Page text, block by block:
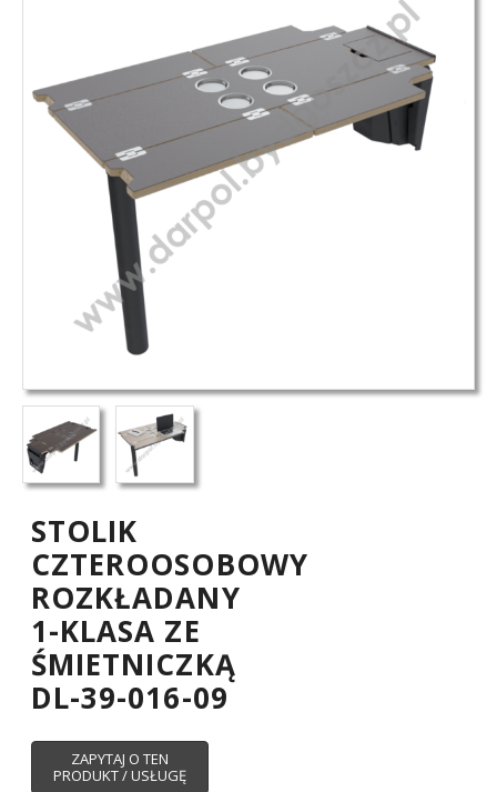
STOLIK
CZTEROOSOBOWY
ROZKŁADANY
1-KLASA ZE
ŚMIETNICZKĄ
DL-39-016-09